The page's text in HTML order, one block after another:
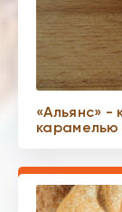
«Альянс»
карамелью